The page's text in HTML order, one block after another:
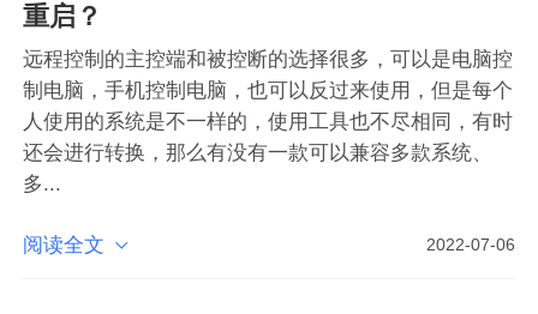
重启？
远程控制的主控端和被控断的选择很多，可以是电脑控
制电脑，手机控制电脑，也可以反过来使用，但是每个
人使用的系统是不一样的，使用工具也不尽相同，有时
还会进行转换，那么有没有一款可以兼容多款系统、
多...
2022-07-06
阅读全文 